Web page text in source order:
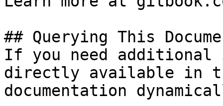
## Querying This
If you need
directly available in
documentation